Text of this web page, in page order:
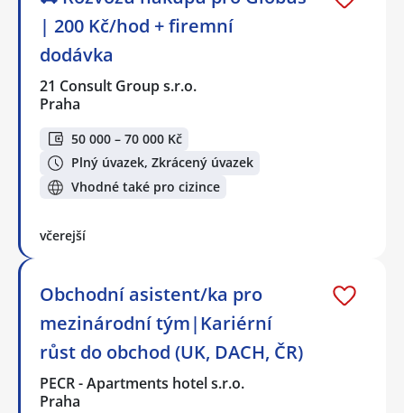
| 200 Kč/hod + firemní
dodávka
21 Consult Group s.r.o.
Praha
50 000 – 70 000 Kč
Plný úvazek, Zkrácený úvazek
Vhodné také pro cizince
včerejší
Obchodní asistent/ka pro
mezinárodní tým|Kariérní
růst do obchod (UK, DACH, ČR)
PECR - Apartments hotel s.r.o.
Praha